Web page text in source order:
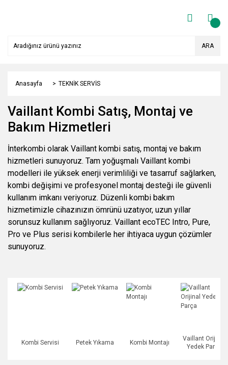
ARA
Anasayfa TEKNİK SERVİS
Vaillant Kombi Satış, Montaj ve
Bakım Hizmetleri
İnterkombi olarak Vaillant kombi satış, montaj ve bakım
hizmetleri sunuyoruz. Tam yoğuşmalı Vaillant kombi
modelleri ile yüksek enerji verimliliği ve tasarruf sağlarken,
kombi değişimi ve profesyonel montaj desteği ile güvenli
kullanım imkanı veriyoruz. Düzenli kombi bakım
hizmetimizle cihazınızın ömrünü uzatıyor, uzun yıllar
sorunsuz kullanım sağlıyoruz. Vaillant ecoTEC Intro, Pure,
Pro ve Plus serisi kombilerle her ihtiyaca uygun çözümler
sunuyoruz.
Kombi Servisi Petek Yıkama Kombi Montajı
Vaillant Orijinal
Yedek Parça